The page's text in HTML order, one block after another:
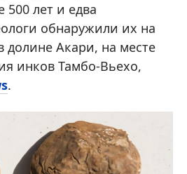
лет и едва
обнаружили их на
долине Акари, на месте
инков Тамбо-Вьехо,
.